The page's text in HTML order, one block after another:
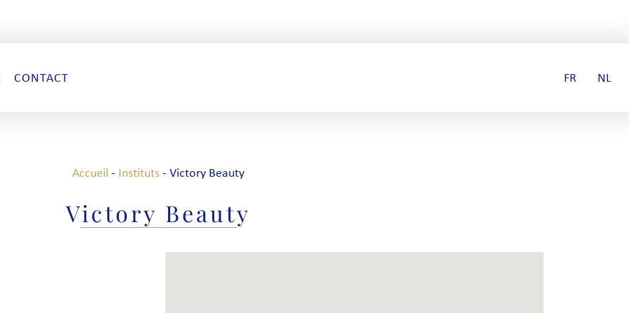
CONTACT FR NL
Accueil - Instituts- Victory Beauty
Victory Beauty